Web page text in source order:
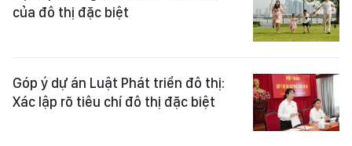
của đô thị đặc biệt
Góp ý dự án Luật Phát triển đô thị:
Xác lập rõ tiêu chí đô thị đặc biệt